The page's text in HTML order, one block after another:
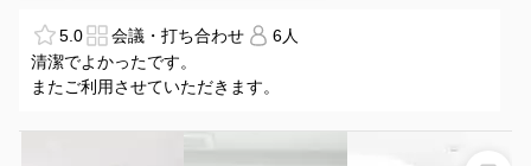
5.0 会議・打ち合わせ
6人
清潔でよかったです。
またご利用させていただきます。